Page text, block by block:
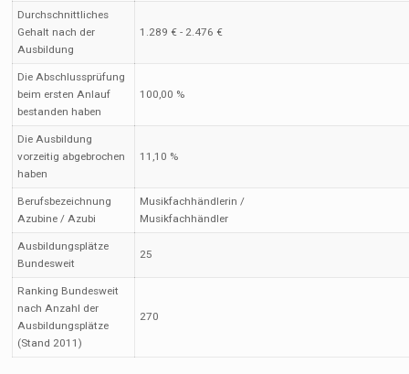
Durchschnittliches
Gehalt nach der
Ausbildung
1.289 € - 2.476 €
Die Abschlussprüfung
beim ersten Anlauf
bestanden haben
100,00 %
Die Ausbildung
vorzeitig abgebrochen
haben
11,10 %
Berufsbezeichnung
Azubine / Azubi
Musikfachhändlerin /
Musikfachhändler
Ausbildungsplätze
Bundesweit
25
Ranking Bundesweit
nach Anzahl der
Ausbildungsplätze
(Stand 2011)
270